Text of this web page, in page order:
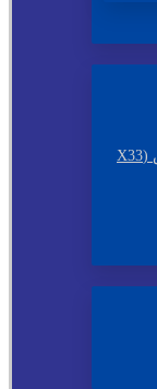
فروش اقساطی ام وی ام X33 کراس (X33